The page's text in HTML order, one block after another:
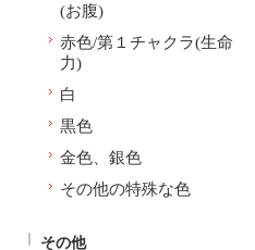
(お腹)
赤色/第１チャクラ(生命
力)
白
黒色
金色、銀色
その他の特殊な色
その他